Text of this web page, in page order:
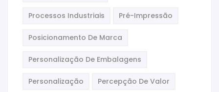
Processos Industriais Pré-Impressão
Posicionamento De Marca
Personalização De Embalagens
Personalização Percepção De Valor